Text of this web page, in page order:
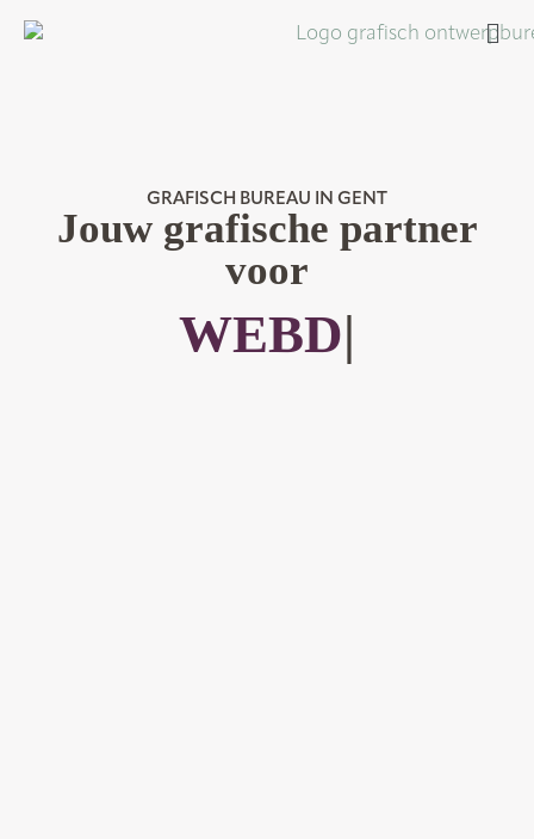
GRAFISCH BUREAU IN GENT
Jouw grafische partner
voor
DRUKWERK